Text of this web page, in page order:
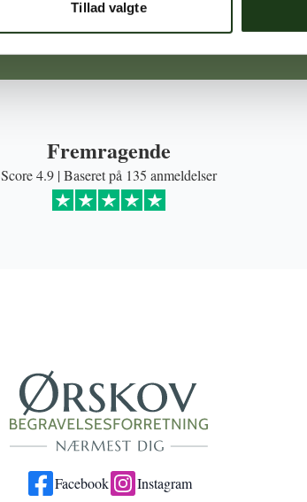
Tillad valgte
Fremragende
Score 4.9 | Baseret på 135 anmeldelser
Facebook
Instagram